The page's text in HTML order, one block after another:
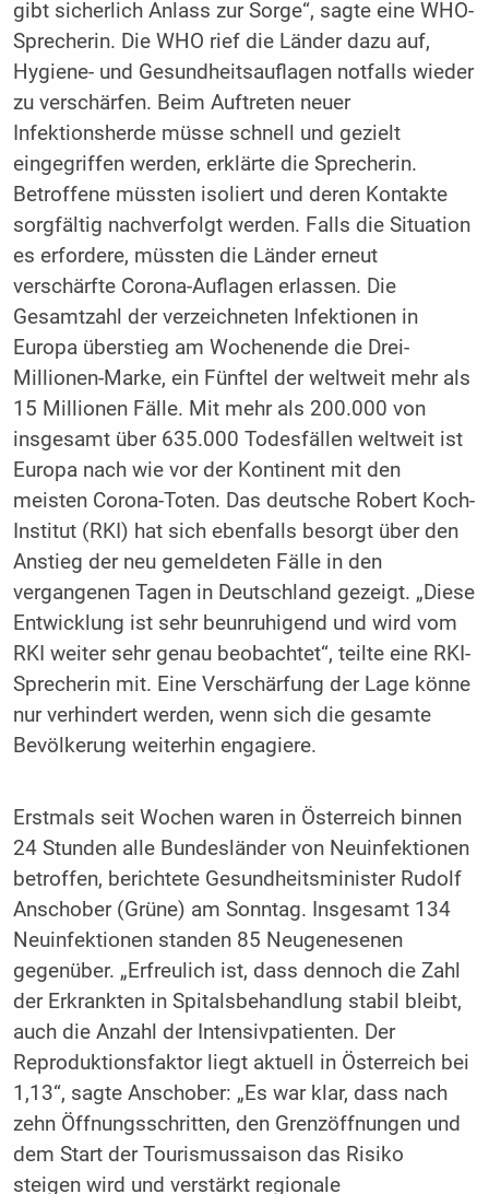
gibt sicherlich Anlass zur Sorge“, sagte eine WHO-
Sprecherin. Die WHO rief die Länder dazu auf,
Hygiene- und Gesundheitsauflagen notfalls wieder
zu verschärfen. Beim Auftreten neuer
Infektionsherde müsse schnell und gezielt
eingegriffen werden, erklärte die Sprecherin.
Betroffene müssten isoliert und deren Kontakte
sorgfältig nachverfolgt werden. Falls die Situation
es erfordere, müssten die Länder erneut
verschärfte Corona-Auflagen erlassen. Die
Gesamtzahl der verzeichneten Infektionen in
Europa überstieg am Wochenende die Drei-
Millionen-Marke, ein Fünftel der weltweit mehr als
15 Millionen Fälle. Mit mehr als 200.000 von
insgesamt über 635.000 Todesfällen weltweit ist
Europa nach wie vor der Kontinent mit den
meisten Corona-Toten. Das deutsche Robert Koch-
Institut (RKI) hat sich ebenfalls besorgt über den
Anstieg der neu gemeldeten Fälle in den
vergangenen Tagen in Deutschland gezeigt. „Diese
Entwicklung ist sehr beunruhigend und wird vom
RKI weiter sehr genau beobachtet“, teilte eine RKI-
Sprecherin mit. Eine Verschärfung der Lage könne
nur verhindert werden, wenn sich die gesamte
Bevölkerung weiterhin engagiere.
Erstmals seit Wochen waren in Österreich binnen
24 Stunden alle Bundesländer von Neuinfektionen
betroffen, berichtete Gesundheitsminister Rudolf
Anschober (Grüne) am Sonntag. Insgesamt 134
Neuinfektionen standen 85 Neugenesenen
gegenüber. „Erfreulich ist, dass dennoch die Zahl
der Erkrankten in Spitalsbehandlung stabil bleibt,
auch die Anzahl der Intensivpatienten. Der
Reproduktionsfaktor liegt aktuell in Österreich bei
1,13“, sagte Anschober: „Es war klar, dass nach
zehn Öffnungsschritten, den Grenzöffnungen und
dem Start der Tourismussaison das Risiko
steigen wird und verstärkt regionale